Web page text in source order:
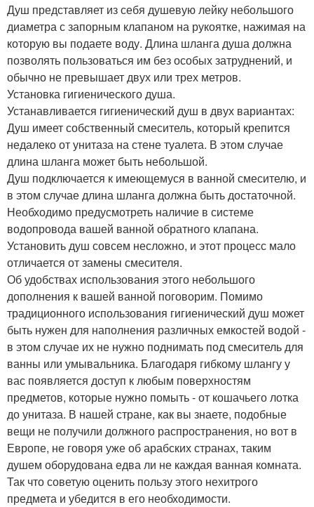
Душ представляет из себя душевую лейку небольшого
диаметра с запорным клапаном на рукоятке, нажимая на
которую вы подаете воду. Длина шланга душа должна
позволять пользоваться им без особых затруднений, и
обычно не превышает двух или трех метров.
Установка гигиенического душа.
Устанавливается гигиенический душ в двух вариантах:
Душ имеет собственный смеситель, который крепится
недалеко от унитаза на стене туалета. В этом случае
длина шланга может быть небольшой.
Душ подключается к имеющемуся в ванной смесителю, и
в этом случае длина шланга должна быть достаточной.
Необходимо предусмотреть наличие в системе
водопровода вашей ванной обратного клапана.
Установить душ совсем несложно, и этот процесс мало
отличается от замены смесителя.
Об удобствах использования этого небольшого
дополнения к вашей ванной поговорим. Помимо
традиционного использования гигиенический душ может
быть нужен для наполнения различных емкостей водой -
в этом случае их не нужно поднимать под смеситель для
ванны или умывальника. Благодаря гибкому шлангу у
вас появляется доступ к любым поверхностям
предметов, которые нужно помыть - от кошачьего лотка
до унитаза. В нашей стране, как вы знаете, подобные
вещи не получили должного распространения, но вот в
Европе, не говоря уже об арабских странах, таким
душем оборудована едва ли не каждая ванная комната.
Так что советую оценить пользу этого нехитрого
предмета и убедится в его необходимости.